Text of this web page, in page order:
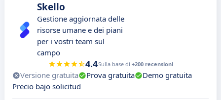
Skello
Gestione aggiornata delle
risorse umane e dei piani
per i vostri team sul
campo
4.4Sulla base di +200 recensioni
Versione gratuita Prova gratuita
Demo gratuita
Precio bajo solicitud